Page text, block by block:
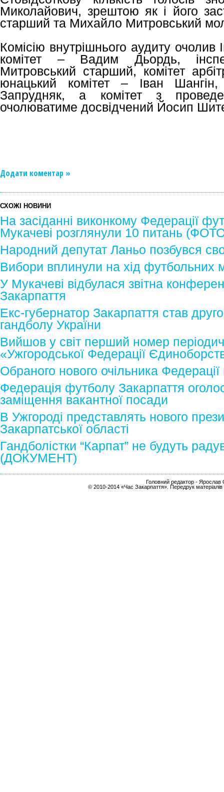
Миколайович, зрештою як і його
старший та Михайло Митровський
Комісію внутрішнього аудиту очолив
комітет – Вадим Дьордь,
Митровський старший, комітет
юнацький комітет – Іван
Запрудняк, а комітет з
очолюватиме досвідчений Йосип
Додати коментар »
СХОЖІ НОВИНИ
На засіданні виконкому Федерації
Мукачеві розглянули 10 питань
Народний депутат Ланьо позбувся
Вибори вплинули на хід футбольних
У Мукачеві відбулася звітна
Закарпаття
Екс-губернатор Закарпаття став
гандболу України
Вийшов у світ перший номер
«Ужгородської Федерації
Обраного нового очільника
Федерація футболу Закарпаття
заміщення вакантної посади
В Ужгороді представлять нового
Закарпатської області
Гандболістки “Карпат” не будуть
(ДОКУМЕНТ)
Головний редактор - Ярослав
© 2010-2014 «Час Закарпаття». Передрук